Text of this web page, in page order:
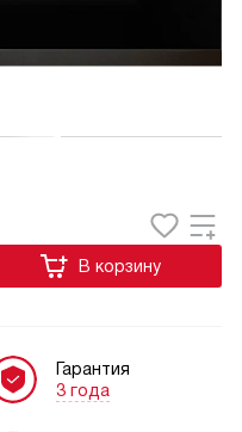
В корзину
Гарантия
3 года